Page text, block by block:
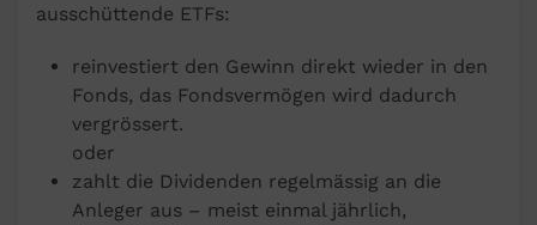
ausschüttende ETFs:
reinvestiert den Gewinn direkt wieder in den
Fonds, das Fondsvermögen wird dadurch
vergrössert.
oder
zahlt die Dividenden regelmässig an die
Anleger aus – meist einmal jährlich,